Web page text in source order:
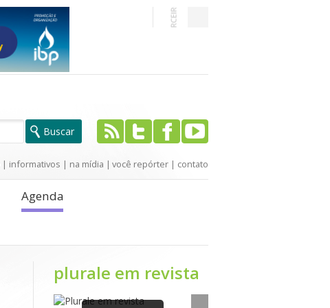
| informativos | na mídia | você repórter | contato
Agenda
plurale em revista